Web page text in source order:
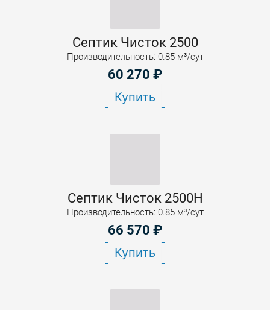
Септик Чисток 2500
Производительность: 0.85 м³/сут
60 270 ₽
Купить
Септик Чисток 2500Н
Производительность: 0.85 м³/сут
66 570 ₽
Купить